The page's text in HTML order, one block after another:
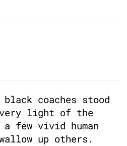
black coaches stood
light of the
few vivid human
up others.